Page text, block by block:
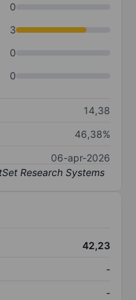
0
3
0
0
14,38
46,38%
06-apr-2026
42,23
-
-